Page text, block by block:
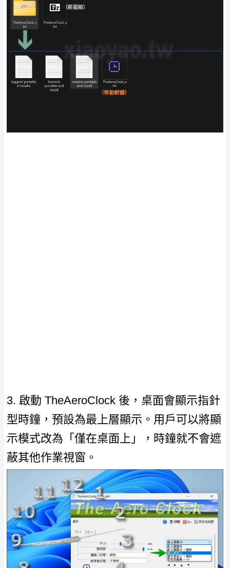
3. 啟動 TheAeroClock 後，桌面會顯示指針
型時鐘，預設為最上層顯示。用戶可以將顯
示模式改為「僅在桌面上」，時鐘就不會遮
蔽其他作業視窗。